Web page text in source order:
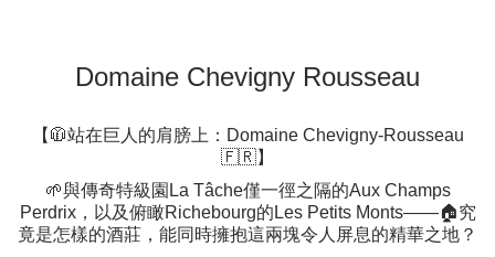
Domaine Chevigny Rousseau
【🧥站在巨人的肩膀上：Domaine Chevigny-Rousseau
🇫🇷】
🌱與傳奇特級園La Tâche僅一徑之隔的Aux Champs
Perdrix，以及俯瞰Richebourg的Les Petits Monts——🏠究
竟是怎樣的酒莊，能同時擁抱這兩塊令人屏息的精華之地？